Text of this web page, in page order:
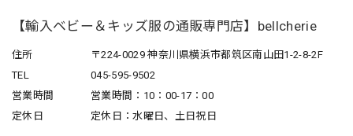
【輸入ベビー＆キッズ服の通販専門店】bellcherie
住所
〒224-0029 神奈川県横浜市都筑区南山田1-2-8-2F
TEL
045-595-9502
営業時間
営業時間：10：00-17：00
定休日
定休日：水曜日、土日祝日